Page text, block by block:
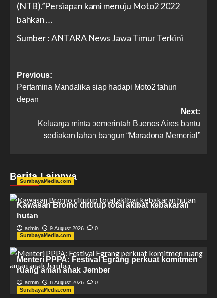
(NTB).”Persiapan kami menuju Moto2 2022
bahkan …
Sumber : ANTARA News Jawa Timur Terkini
Previous:
Pertamina Mandalika siap hadapi Moto2 tahun
depan
Next:
Keluarga minta pemerintah Buenos Aires bantu
sediakan lahan bangun “Maradona Memorial”
Berita Lainnya
SurabayaMedia.com
Kawasan Bromo ditutup total akibat kebakaran
hutan
admin 9 August 2026
0
SurabayaMedia.com
Menteri PPPA: Festival Egrang perkuat komitmen
ruang aman anak Jember
admin 8 August 2026
0
SurabayaMedia.com